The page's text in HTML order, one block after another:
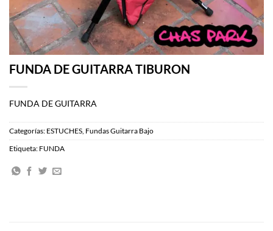
FUNDA DE GUITARRA TIBURON
FUNDA DE GUITARRA
Categorías: ESTUCHES Fundas Guitarra Bajo
Etiqueta: FUNDA